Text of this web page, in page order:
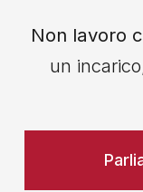
Non lavoro
un